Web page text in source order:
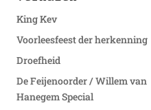
King Kev
Voorleesfeest der herkenning
Droefheid
De Feijenoorder / Willem van
Hanegem Special